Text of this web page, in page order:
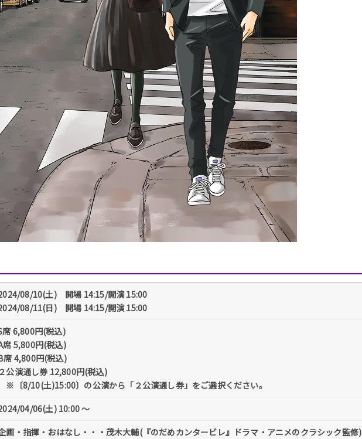
08/10(土) 開場 14:15/開演 15:00
08/11(日) 開場 14:15/開演 15:00
席 6,800円(税込)
席 5,800円(税込)
席 4,800円(税込)
公演通し券 12,800円(税込)
〔8/10(土)15:00〕の公演から「２公演通し券」をご選択ください。
04/06(土) 10:00 〜
画・指揮・おはなし・・・茂木大輔(『のだめカンタービレ』ドラマ・アニメのクラシック監修)